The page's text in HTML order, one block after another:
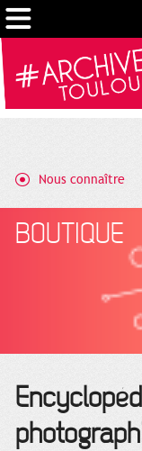
Nous connaître
BOUTIQUE
Gestion de vos